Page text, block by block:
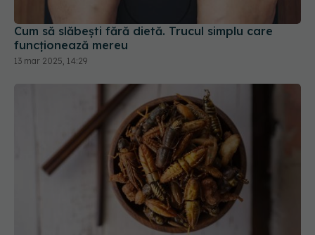
Cum să slăbești fără dietă. Trucul simplu care
funcționează mereu
13 mar 2025, 14:29